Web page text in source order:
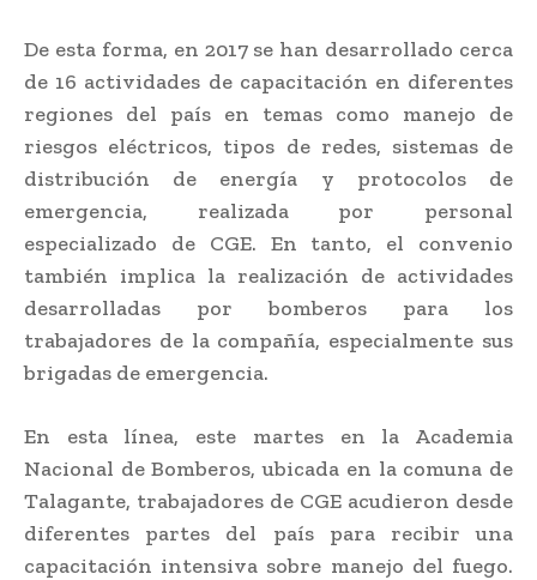
De esta forma, en 2017 se han desarrollado cerca
de 16 actividades de capacitación en diferentes
regiones del país en temas como manejo de
riesgos eléctricos, tipos de redes, sistemas de
distribución de energía y protocolos de
emergencia, realizada por personal
especializado de CGE. En tanto, el convenio
también implica la realización de actividades
desarrolladas por bomberos para los
trabajadores de la compañía, especialmente sus
brigadas de emergencia.
En esta línea, este martes en la Academia
Nacional de Bomberos, ubicada en la comuna de
Talagante, trabajadores de CGE acudieron desde
diferentes partes del país para recibir una
capacitación intensiva sobre manejo del fuego.